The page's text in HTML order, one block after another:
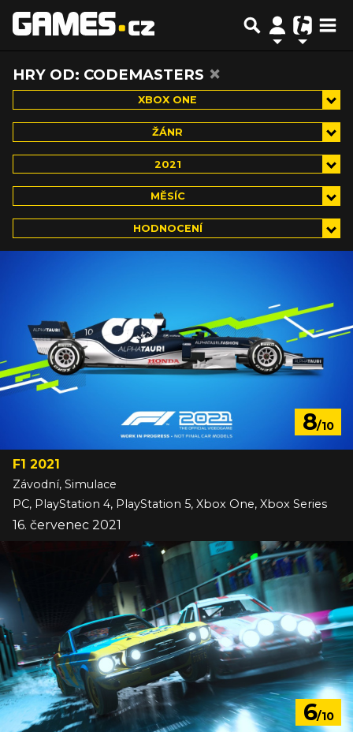
HRY OD: CODEMASTERS ×
XBOX ONE
ŽÁNR
2021
MĚSÍC
HODNOCENÍ
8/10
F1 2021
Závodní, Simulace
PC, PlayStation 4, PlayStation 5, Xbox One, Xbox Series
16. červenec 2021
6/10